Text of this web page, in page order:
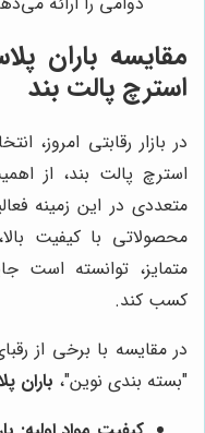
مقایسه باران
استرچ پالت بند
در بازار رقابتی امروز،
استرچ پالت بند، از
متعددی در این زمینه
محصولاتی با کیفیت
متمایز، توانسته است
کسب کند.
در مقایسه با برخی از
"بسته بندی نوین"، باران